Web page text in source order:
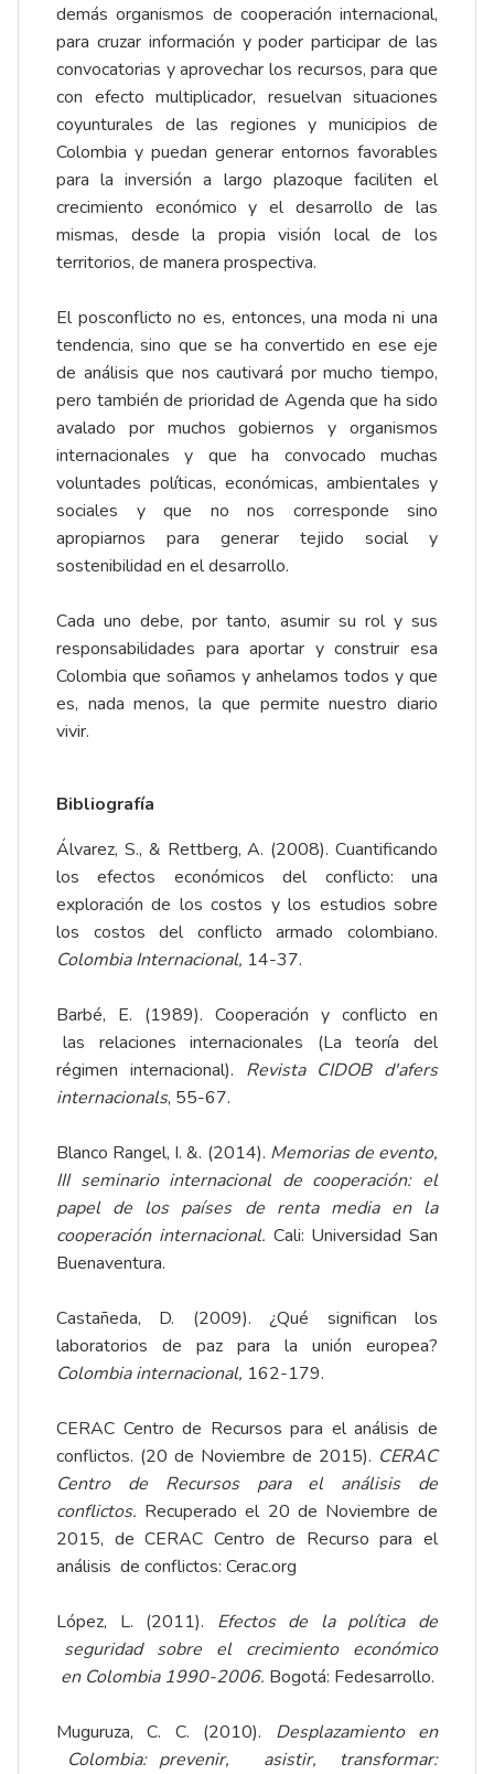
demás organismos de cooperación internacional,
para cruzar información y poder participar de las
convocatorias y aprovechar los recursos, para que
con efecto multiplicador, resuelvan situaciones
coyunturales de las regiones y municipios de
Colombia y puedan generar entornos favorables
para la inversión a largo plazoque faciliten el
crecimiento económico y el desarrollo de las
mismas, desde la propia visión local de los
territorios, de manera prospectiva.
El posconflicto no es, entonces, una moda ni una
tendencia, sino que se ha convertido en ese eje
de análisis que nos cautivará por mucho tiempo,
pero también de prioridad de Agenda que ha sido
avalado por muchos gobiernos y organismos
internacionales y que ha convocado muchas
voluntades políticas, económicas, ambientales y
sociales y que no nos corresponde sino
apropiarnos para generar tejido social y
sostenibilidad en el desarrollo.
Cada uno debe, por tanto, asumir su rol y sus
responsabilidades para aportar y construir esa
Colombia que soñamos y anhelamos todos y que
es, nada menos, la que permite nuestro diario
vivir.
Bibliografía
Álvarez, S., & Rettberg, A. (2008). Cuantificando
los efectos económicos del conflicto: una
exploración de los costos y los estudios sobre
los costos del conflicto armado colombiano.
Colombia Internacional, 14-37.
Barbé, E. (1989). Cooperación y conflicto en
las relaciones internacionales (La teoría del
régimen internacional). Revista CIDOB d'afers
internacionals, 55-67.
Blanco Rangel, I. &. (2014). Memorias de evento,
III seminario internacional de cooperación: el
papel de los países de renta media en la
cooperación internacional. Cali: Universidad San
Buenaventura.
Castañeda, D. (2009). ¿Qué significan los
laboratorios de paz para la unión europea?
Colombia internacional, 162-179.
CERAC Centro de Recursos para el análisis de
conflictos. (20 de Noviembre de 2015). CERAC
Centro de Recursos para el análisis de
conflictos. Recuperado el 20 de Noviembre de
2015, de CERAC Centro de Recurso para el
análisis de conflictos: Cerac.org
López, L. (2011). Efectos de la política de
seguridad sobre el crecimiento económico
en Colombia 1990-2006. Bogotá: Fedesarrollo.
Muguruza, C. C. (2010). Desplazamiento en
Colombia: prevenir, asistir, transformar: